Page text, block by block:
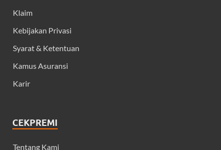
Klaim
Kebijakan Privasi
Syarat & Ketentuan
Kamus Asuransi
Karir
CEKPREMI
Tentang Kami